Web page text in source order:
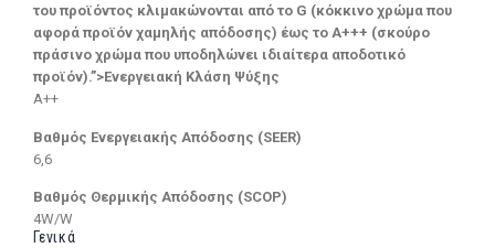
του προϊόντος κλιμακώνονται από το G (κόκκινο χρώμα που
αφορά προϊόν χαμηλής απόδοσης) έως το Α+++ (σκούρο
πράσινο χρώμα που υποδηλώνει ιδιαίτερα αποδοτικό
προϊόν).”>Ενεργειακή Κλάση Ψύξης
A++
Βαθμός Ενεργειακής Απόδοσης (SEER)
6,6
Βαθμός Θερμικής Απόδοσης (SCOP)
4W/W
Γενικά